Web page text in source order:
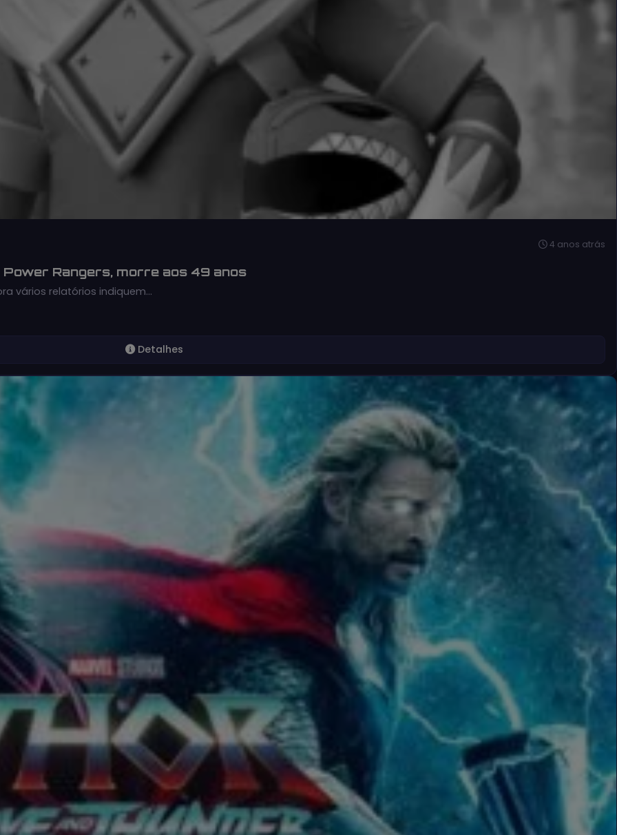
4 anos atrás
Rangers, morre aos 49 anos
vários relatórios indiquem…
Detalhes